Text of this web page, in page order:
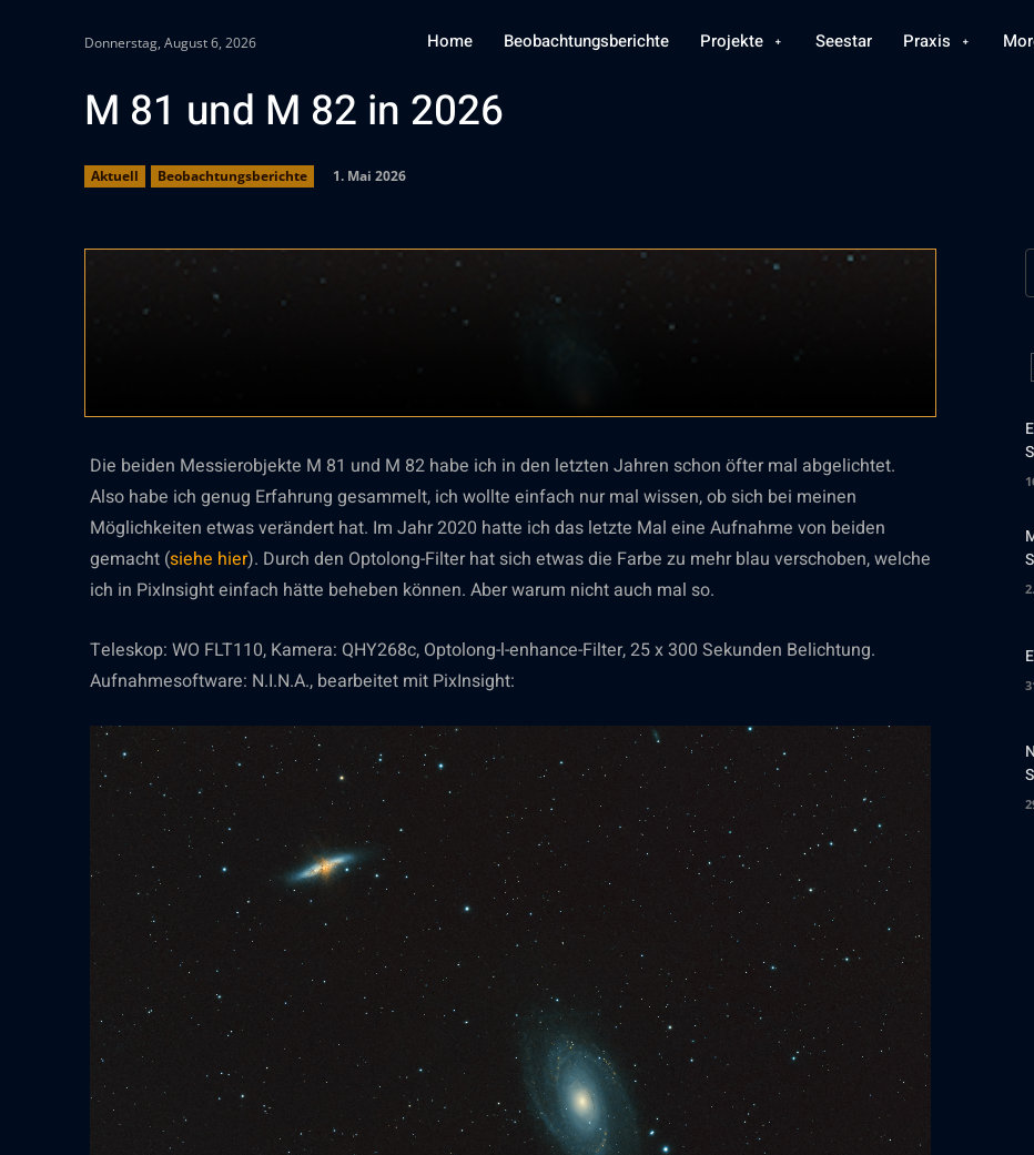
Donnerstag, August 6, 2026 Home Beobachtungsberichte Projekte Seestar Praxis
M 81 und M 82 in 2026
Aktuell Beobachtungsberichte 1. Mai 2026
Die beiden Messierobjekte M 81 und M 82 habe ich in den letzten Jahren schon öfter mal abgelichtet.
Also habe ich genug Erfahrung gesammelt, ich wollte einfach nur mal wissen, ob sich bei meinen
Möglichkeiten etwas verändert hat. Im Jahr 2020 hatte ich das letzte Mal eine Aufnahme von beiden
gemacht (siehe hier). Durch den Optolong-Filter hat sich etwas die Farbe zu mehr blau verschoben, welche
ich in PixInsight einfach hätte beheben können. Aber warum nicht auch mal so.
Teleskop: WO FLT110, Kamera: QHY268c, Optolong-l-enhance-Filter, 25 x 300 Sekunden Belichtung.
Aufnahmesoftware: N.I.N.A., bearbeitet mit PixInsight: